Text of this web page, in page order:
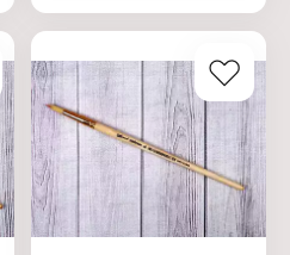
Характеристики:
Торговая марка: ArtSpace
Артикул: 3274
Тип товара: Кисть
Назначение:
художественная
Модель: № 03
Форма: круглая
Вид ворса: нейлон